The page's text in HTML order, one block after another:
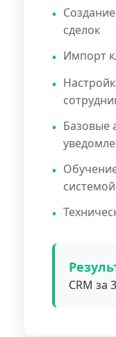
сделок
Импорт
Базовые
системой
CRM за